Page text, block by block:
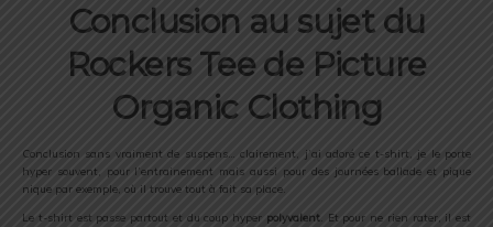
Conclusion au sujet du
Rockers Tee de Picture
Organic Clothing
Conclusion sans vraiment de suspens… clairement, j’ai adoré ce t-shirt, je le porte
hyper souvent, pour l’entrainement mais aussi pour des journées ballade et pique
nique par exemple, où il trouve tout à fait sa place.
Le t-shirt est passe partout et du coup hyper polyvalent. Et pour ne rien rater, il est